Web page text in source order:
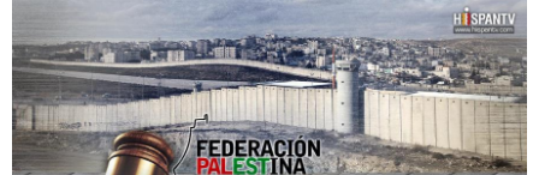
https://t.me/hispantvcanal